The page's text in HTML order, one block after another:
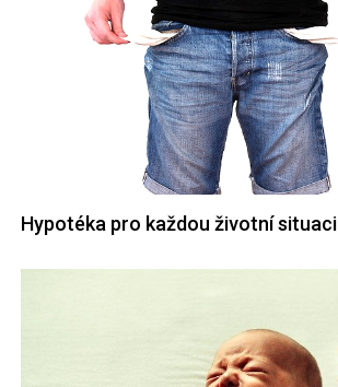
Hypotéka pro každou životní situaci